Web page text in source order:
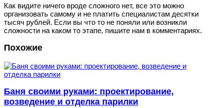
Как видите ничего вроде сложного нет, все это можно
организовать самому и не платить специалистам десятки
тысяч рублей. Если вы что то не поняли или возникли
сложности на каком то этапе, пишите нам в комментариях.
Похожие
Баня своими руками: проектирование,
возведение и отделка парилки